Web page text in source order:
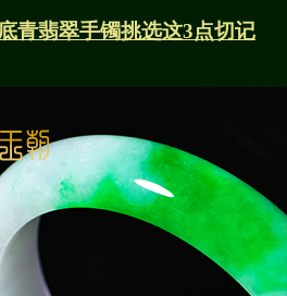
青翡翠手镯挑选这3点切记